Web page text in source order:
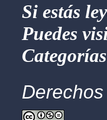
Si estás
Puedes